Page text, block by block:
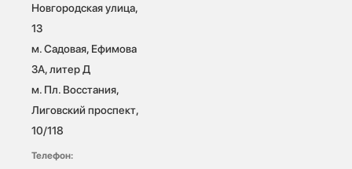
Новгородская улица,
13
м. Садовая, Ефимова
3А, литер Д
м. Пл. Восстания,
Лиговский проспект,
10/118
Телефон: